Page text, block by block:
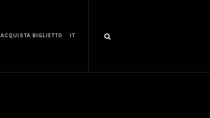
ACQUISTA BIGLIETTO IT